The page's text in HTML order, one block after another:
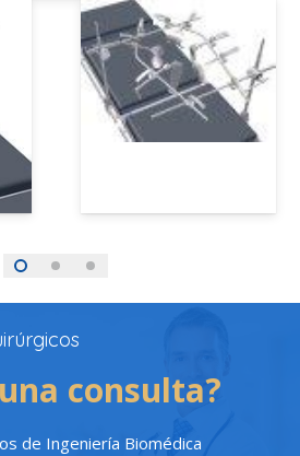
consulta?
de Ingeniería Biomédica